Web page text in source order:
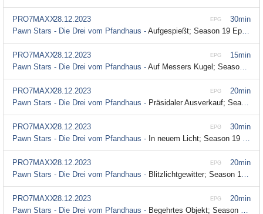
30min
EPG
PRO7MAXX28.12.2023
Pawn Stars - Die Drei vom Pfandhaus - Aufgespießt; Season 19 Episode 37
15min
EPG
PRO7MAXX28.12.2023
Pawn Stars - Die Drei vom Pfandhaus - Auf Messers Kugel; Season 19 Episode 36
20min
EPG
PRO7MAXX28.12.2023
Pawn Stars - Die Drei vom Pfandhaus - Präsidaler Ausverkauf; Season 19 Episode 35
30min
EPG
PRO7MAXX28.12.2023
Pawn Stars - Die Drei vom Pfandhaus - In neuem Licht; Season 19 Episode 34
20min
EPG
PRO7MAXX28.12.2023
Pawn Stars - Die Drei vom Pfandhaus - Blitzlichtgewitter; Season 19 Episode 33
20min
EPG
PRO7MAXX28.12.2023
Pawn Stars - Die Drei vom Pfandhaus - Begehrtes Objekt; Season 19 Episode 32